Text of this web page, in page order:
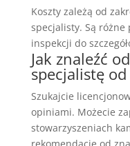
Koszty zależą od
specjalisty. Są różne
inspekcji do
Jak znaleźć
specjalistę
Szukajcie
opiniami. Możecie
stowarzyszeniach